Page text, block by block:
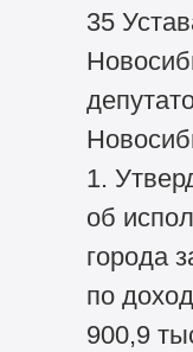
35
1.
об
города
по
900,9